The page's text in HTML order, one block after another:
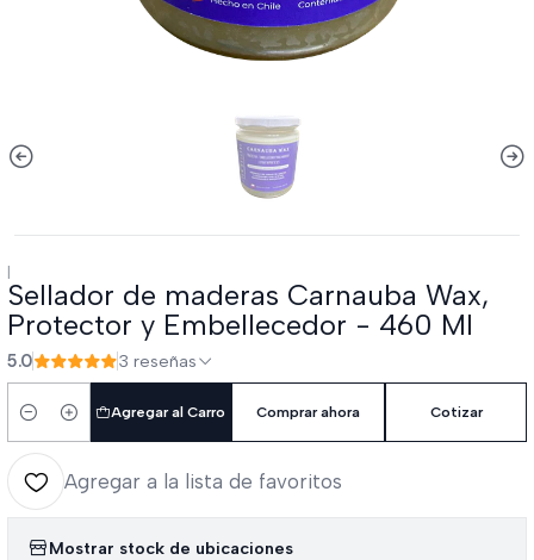
|
Sellador de maderas Carnauba Wax,
Protector y Embellecedor - 460 Ml
5.0 3 reseñas
Cantidad
Agregar al Carro Comprar ahora Cotizar
Agregar a la lista de favoritos
Mostrar stock de ubicaciones